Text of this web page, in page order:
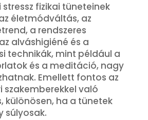
fizikai tüneteinek
életmódváltás, az
a rendszeres
alváshigiéné és a
technikák, mint például a
és a meditáció, nagy
Emellett fontos az
szakemberekkel való
különösen, ha a tünetek
súlyosak.